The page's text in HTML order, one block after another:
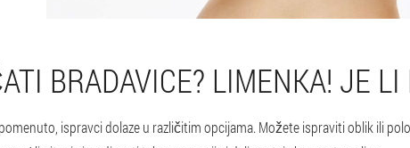
BRADAVICE? LIMENKA! JE LI
ispravci dolaze u različitim opcijama. Možete ispraviti oblik ili